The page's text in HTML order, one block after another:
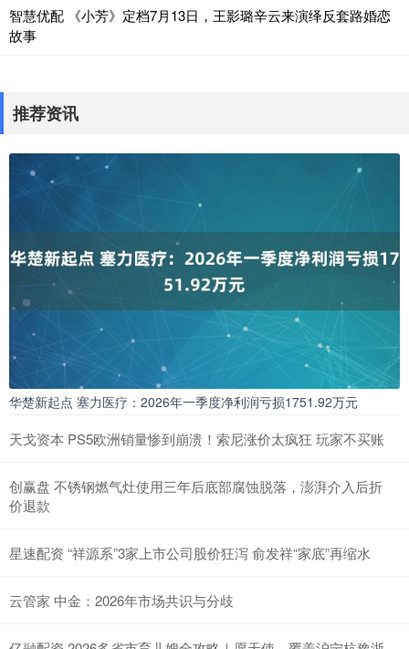
智慧优配 《小芳》定档7月13日，王影璐辛云来演绎反套路婚恋
故事
推荐资讯
华楚新起点 塞力医疗：2026年一季度净利润亏损1751.92万元
天戈资本 PS5欧洲销量惨到崩溃！索尼涨价太疯狂 玩家不买账
创赢盘 不锈钢燃气灶使用三年后底部腐蚀脱落，澎湃介入后折
价退款
星速配资 “祥源系”3家上市公司股价狂泻 俞发祥“家底”再缩水
云管家 中金：2026年市场共识与分歧